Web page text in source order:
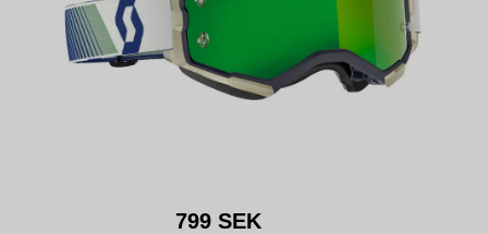
799 SEK